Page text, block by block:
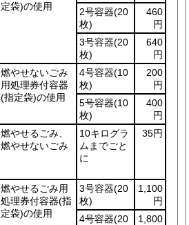
定袋)の使用
2号容器(20
枚)
460
円
3号容器(20
枚)
640
円
燃やせないごみ
用処理券付容器
(指定袋)の使用
4号容器(10
枚)
200
円
5号容器(10
枚)
400
円
燃やせるごみ、
燃やせないごみ
10キログラ
ムまでごと
に
35円
燃やせるごみ用
処理券付容器(指
定袋)の使用
3号容器(20
枚)
1,100
円
4号容器(20
1,800